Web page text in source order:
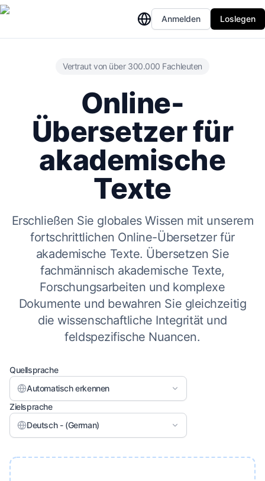
Anmelden Loslegen
Vertraut von über 300.000 Fachleuten
Online-
Übersetzer für
akademische
Texte
Erschließen Sie globales Wissen mit unserem
fortschrittlichen Online-Übersetzer für
akademische Texte. Übersetzen Sie
fachmännisch akademische Texte,
Forschungsarbeiten und komplexe
Dokumente und bewahren Sie gleichzeitig
die wissenschaftliche Integrität und
feldspezifische Nuancen.
Quellsprache
Automatisch erkennen
Zielsprache
Deutsch - (German)